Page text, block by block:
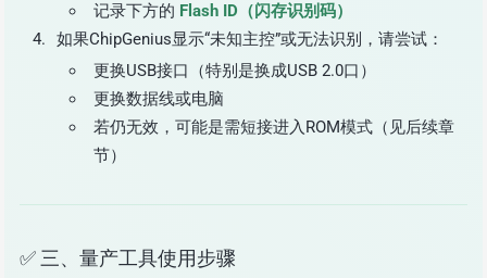
记录下方的 Flash ID（闪存识别码）
如果ChipGenius显示“未知主控”或无法识别，请尝试：
更换USB接口（特别是换成USB 2.0口）
更换数据线或电脑
若仍无效，可能是需短接进入ROM模式（见后续章
节）
✅ 三、量产工具使用步骤